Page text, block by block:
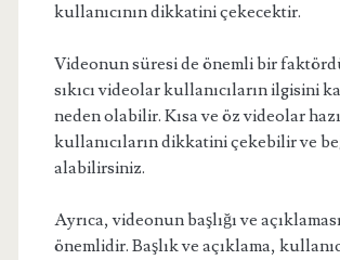
kullanıcının dikkatini çekecektir.
Videonun süresi de önemli bir
sıkıcı videolar kullanıcıların ilgisini
neden olabilir. Kısa ve öz videolar
kullanıcıların dikkatini çekebilir ve
alabilirsiniz.
Ayrıca, videonun başlığı ve
önemlidir. Başlık ve açıklama,